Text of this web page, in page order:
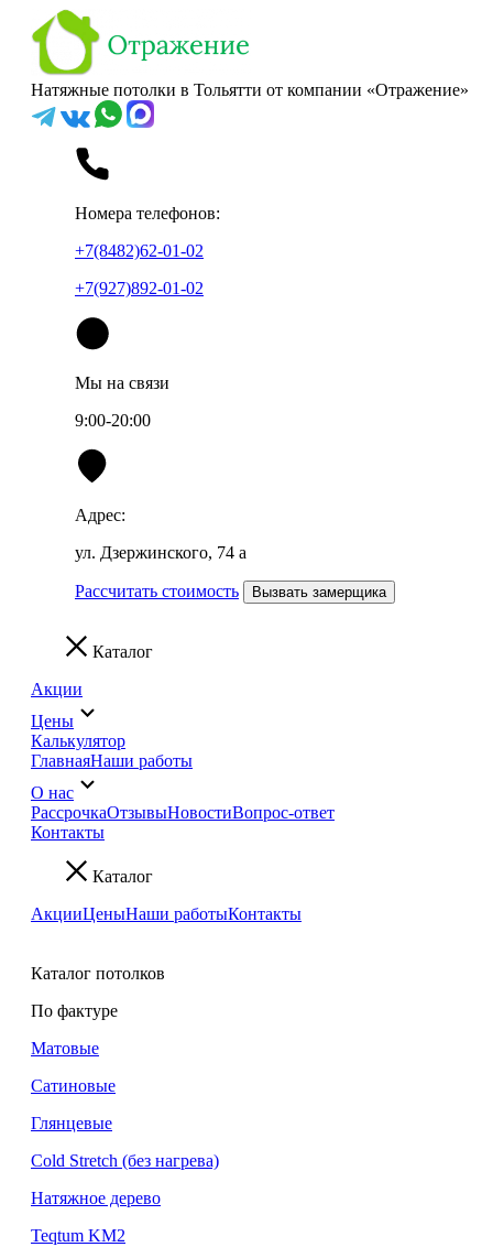
Натяжные потолки в Тольятти от компании «Отражение»
Номера телефонов:
+7(8482)62-01-02
+7(927)892-01-02
Мы на связи
9:00-20:00
Адрес:
ул. Дзержинского, 74 а
Рассчитать стоимость Вызвать замерщика
Каталог
Акции
Цены
Калькулятор
ГлавнаяНаши работы
О нас
РассрочкаОтзывыНовостиВопрос-ответ
Контакты
Каталог
АкцииЦеныНаши работыКонтакты
Каталог потолков
По фактуре
Матовые
Сатиновые
Глянцевые
Cold Stretch (без нагрева)
Натяжное дерево
Teqtum KM2